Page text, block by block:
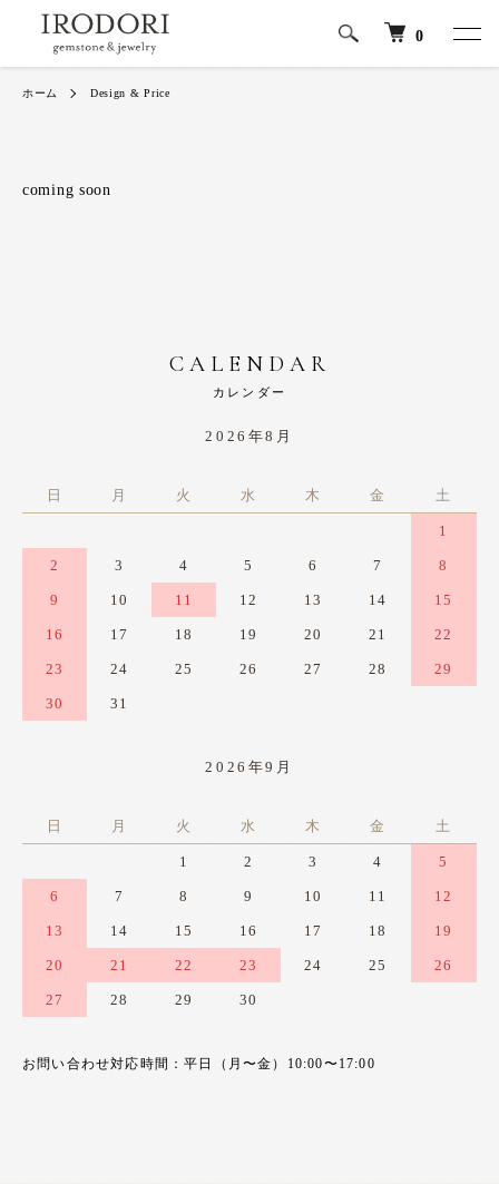
0
ホーム Design & Price
coming soon
CALENDAR
カレンダー
2026年8月
日 月 火 水 木 金 土
1
2 3 4 5 6 7 8
9 10 11 12 13 14 15
16 17 18 19 20 21 22
23 24 25 26 27 28 29
30 31
2026年9月
日 月 火 水 木 金 土
1 2 3 4 5
6 7 8 9 10 11 12
13 14 15 16 17 18 19
20 21 22 23 24 25 26
27 28 29 30
お問い合わせ対応時間：平日（月〜金）10:00〜17:00